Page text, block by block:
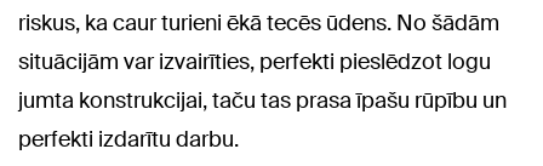
riskus, ka caur turieni ēkā tecēs ūdens. No šādām
situācijām var izvairīties, perfekti pieslēdzot logu
jumta konstrukcijai, taču tas prasa īpašu rūpību un
perfekti izdarītu darbu.